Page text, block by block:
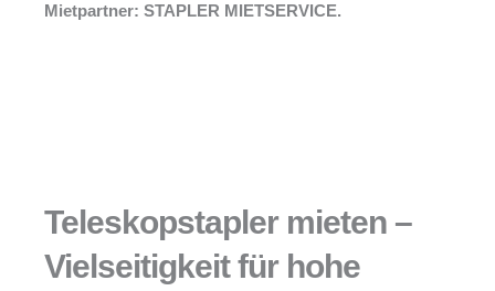
Mietpartner: STAPLER MIETSERVICE.
Teleskopstapler mieten –
Vielseitigkeit für hohe